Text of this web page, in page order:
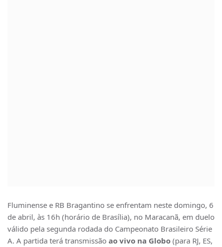
Fluminense e RB Bragantino se enfrentam neste domingo, 6
de abril, às 16h (horário de Brasília), no Maracanã, em duelo
válido pela segunda rodada do Campeonato Brasileiro Série
A. A partida terá transmissão ao vivo na Globo (para RJ, ES,